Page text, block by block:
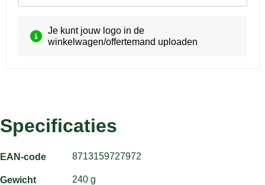
Je kunt jouw logo in de
winkelwagen/offertemand uploaden
Specificaties
EAN-code 8713159727972
Gewicht 240 g